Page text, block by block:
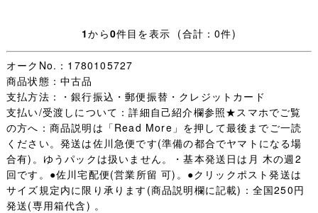
・【 評価：新規の方 いたずら入札防止の為 】
に質問欄からお約束ください。
(「 入札します 」だけは不可 お約束のない場合は残念です
が入札をお取り消しすることがあります。)
未連絡 未入金 キャンセルの多くが評価新規の方で、本当
に困っています。
（いたずら落札は随時必ず管理人様へID報告します。)
迷惑な方はごく一部で評価新規の殆どの方は問題なく取引
が完了します。
一部の方のために誠に申し訳ございません。
1から0件目を表示 (合計：0件)
オークNo.：1780105727
商品状態：中古品
支払方法：・銀行振込・郵便振替・クレジットカード
支払い/受渡しについて：詳細自己紹介欄参照★スマホでご覧
の方へ：商品説明は「Read More」を押して最後までご一読
ください。発送は佐川急便です(準備の都合でヤマトになる場
合有)。ゆうパックは扱いません。・基本発送日は月 木の週2
回です。●佐川宅配便(営業所留 可)。●クリックポスト発送は
サイズ規定内に限り承ります(商品説明欄に記載)：全国250円
発送(専用箱代含) 。